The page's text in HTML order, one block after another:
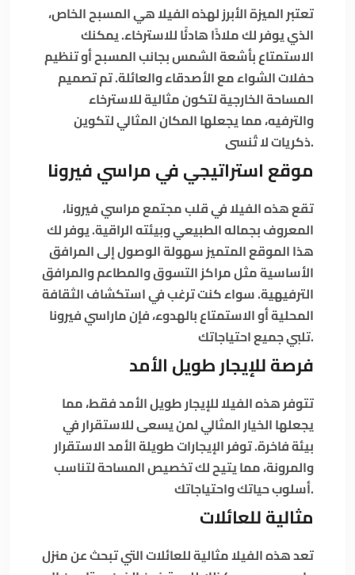
تعتبر الميزة الأبرز لهذه الفيلا هي المسبح الخاص،
الذي يوفر لك ملاذًا هادئًا للاسترخاء. يمكنك
الاستمتاع بأشعة الشمس بجانب المسبح أو تنظيم
حفلات الشواء مع الأصدقاء والعائلة. تم تصميم
المساحة الخارجية لتكون مثالية للاسترخاء
والترفيه، مما يجعلها المكان المثالي لتكوين
ذكريات لا تُنسى.
موقع استراتيجي في مراسي فيرونا
تقع هذه الفيلا في قلب مجتمع مراسي فيرونا،
المعروف بجماله الطبيعي وبيئته الراقية. يوفر لك
هذا الموقع المتميز سهولة الوصول إلى المرافق
الأساسية مثل مراكز التسوق والمطاعم والمرافق
الترفيهية. سواء كنت ترغب في استكشاف الثقافة
المحلية أو الاستمتاع بالهدوء، فإن ماراسي فيرونا
تلبي جميع احتياجاتك.
فرصة للإيجار طويل الأمد
تتوفر هذه الفيلا للإيجار طويل الأمد فقط، مما
يجعلها الخيار المثالي لمن يسعى للاستقرار في
بيئة فاخرة. توفر الإيجارات طويلة الأمد الاستقرار
والمرونة، مما يتيح لك تخصيص المساحة لتناسب
أسلوب حياتك واحتياجاتك.
مثالية للعائلات
تعد هذه الفيلا مثالية للعائلات التي تبحث عن منزل